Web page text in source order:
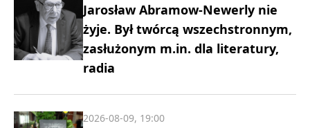
Jarosław Abramow-Newerly nie
żyje. Był twórcą wszechstronnym,
zasłużonym m.in. dla literatury,
radia
2026-08-09, 19:00